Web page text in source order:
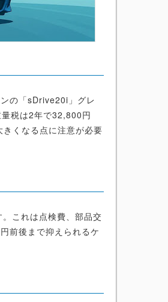
の「sDrive20i」グレ
税は2年で32,800円
くなる点に注意が必要
。これは点検費、部品交
前後まで抑えられるケ